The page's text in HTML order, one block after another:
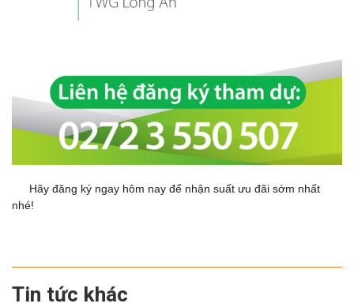
Hãy đăng ký ngay hôm nay để nhận suất ưu đãi sớm nhất
nhé!
Tin tức khác